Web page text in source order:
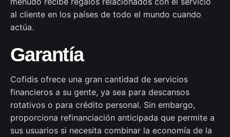
al cliente en los países de todo el mundo cuando
actúa.
Garantía
Cofidis ofrece una gran cantidad de servicios
financieros a su gente, ya sea para descansos
rotativos o para crédito personal. Sin embargo,
proporciona refinanciación anticipada que permite a
sus usuarios si necesita combinar la economía de la